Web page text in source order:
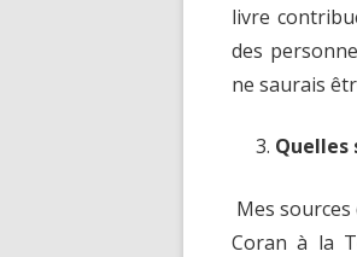
livre
des
ne saurais
Quelles
Mes
Coran à la